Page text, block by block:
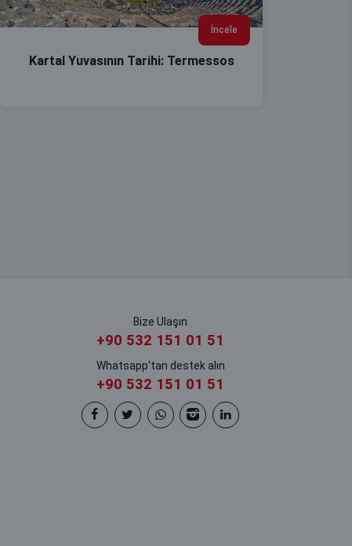
İncele
Kartal Yuvasının Tarihi: Termessos
Bize Ulaşın
+90 532 151 01 51
Whatsapp'tan destek alın
+90 532 151 01 51